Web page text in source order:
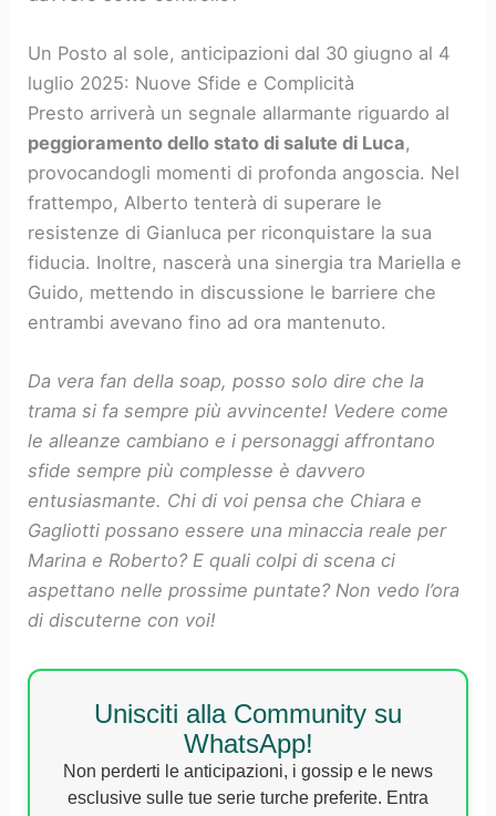
Un Posto al sole, anticipazioni dal 30 giugno al 4
luglio 2025: Nuove Sfide e Complicità
Presto arriverà un segnale allarmante riguardo al
peggioramento dello stato di salute di Luca,
provocandogli momenti di profonda angoscia. Nel
frattempo, Alberto tenterà di superare le
resistenze di Gianluca per riconquistare la sua
fiducia. Inoltre, nascerà una sinergia tra Mariella e
Guido, mettendo in discussione le barriere che
entrambi avevano fino ad ora mantenuto.
Da vera fan della soap, posso solo dire che la
trama si fa sempre più avvincente! Vedere come
le alleanze cambiano e i personaggi affrontano
sfide sempre più complesse è davvero
entusiasmante. Chi di voi pensa che Chiara e
Gagliotti possano essere una minaccia reale per
Marina e Roberto? E quali colpi di scena ci
aspettano nelle prossime puntate? Non vedo l’ora
di discuterne con voi!
Unisciti alla Community su
WhatsApp!
Non perderti le anticipazioni, i gossip e le news
esclusive sulle tue serie turche preferite. Entra